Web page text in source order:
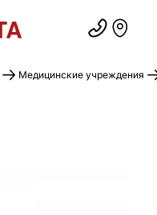
Медицинские учреждения